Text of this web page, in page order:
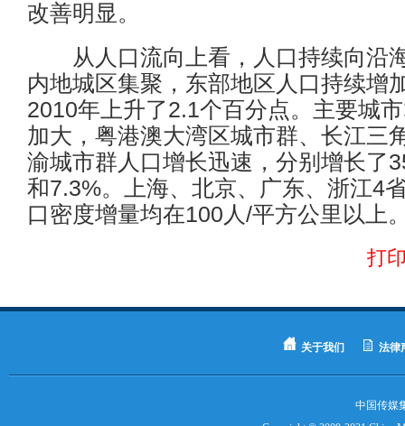
改善明显。
从人口流向上看，人口持续向沿
内地城区集聚，东部地区人口持续增
2010年上升了2.1个百分点。主要城
加大，粤港澳大湾区城市群、长江三
渝城市群人口增长迅速，分别增长了
和7.3%。上海、北京、广东、浙江4
口密度增量均在100人/平方公里以上
打
关于我们 法律
中国传媒